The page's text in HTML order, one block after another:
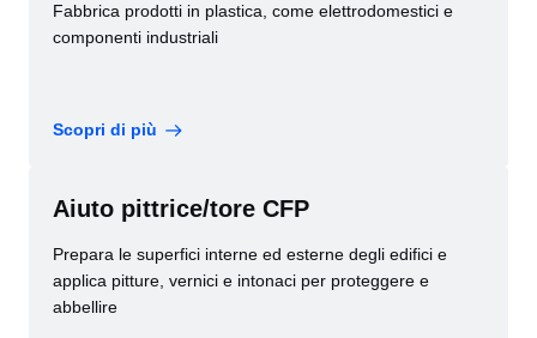
Fabbrica prodotti in plastica, come elettrodomestici e
componenti industriali
Scopri di più
Aiuto pittrice/tore CFP
Prepara le superfici interne ed esterne degli edifici e
applica pitture, vernici e intonaci per proteggere e
abbellire